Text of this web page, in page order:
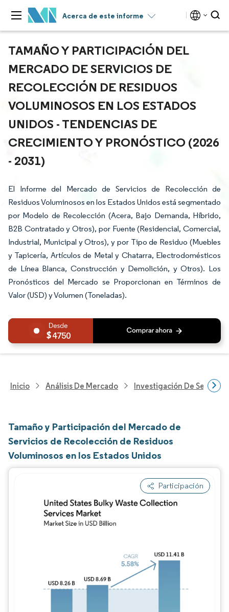
Acerca de este informe
TAMAÑO Y PARTICIPACIÓN DEL
MERCADO DE SERVICIOS DE
RECOLECCIÓN DE RESIDUOS
VOLUMINOSOS EN LOS ESTADOS
UNIDOS - TENDENCIAS DE
CRECIMIENTO Y PRONÓSTICO (2026
- 2031)
El Informe del Mercado de Servicios de Recolección de
Residuos Voluminosos en los Estados Unidos está segmentado
por Modelo de Recolección (Acera, Bajo Demanda, Híbrido,
B2B Contratado y Otros), por Fuente (Residencial, Comercial,
Industrial, Municipal y Otros), y por Tipo de Residuo (Muebles
y Tapicería, Artículos de Metal y Chatarra, Electrodomésticos
de Línea Blanca, Construcción y Demolición, y Otros). Los
Pronósticos del Mercado se Proporcionan en Términos de
Valor (USD) y Volumen (Toneladas).
4750
Inicio Análisis De Mercado Investigación De
Tamaño y Participación del Mercado de
Servicios de Recolección de Residuos
Voluminosos en los Estados Unidos
Participación